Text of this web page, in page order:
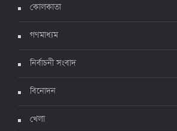
ঊর্ধ্বগতিতে সংক্রমণ, স্বাস্থ্যবিধিতে
কোলকাতা
গণমাধ্যম
নির্বাচনী সংবাদ
বিনোদন
খেলা